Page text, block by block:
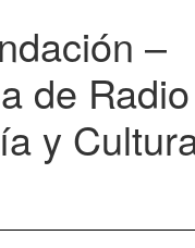
–
de
y